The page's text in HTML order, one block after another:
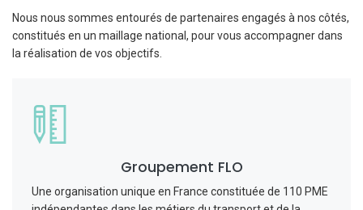
Nous nous sommes entourés de partenaires engagés à nos côtés,
constitués en un maillage national, pour vous accompagner dans
la réalisation de vos objectifs.
Groupement FLO
Une organisation unique en France constituée de 110 PME